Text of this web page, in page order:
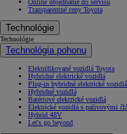
Online objednanie do servisu
Transparentné ceny Toyota
Technológie
Technológie
Technológia pohonu
Elektrifikované vozidlá Toyota
Hybridné elektrické vozidlá
Plug-in hybridné elektrické vozidlá
Hybridné vozidlá
Batériové elektrické vozidlá
Elektrické vozidlá s palivovými
Hybrid 48V
Let's go beyond